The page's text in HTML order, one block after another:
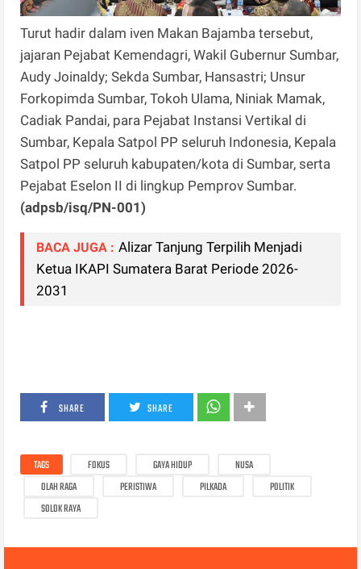
Turut hadir dalam iven Makan Bajamba tersebut,
jajaran Pejabat Kemendagri, Wakil Gubernur Sumbar,
Audy Joinaldy; Sekda Sumbar, Hansastri; Unsur
Forkopimda Sumbar, Tokoh Ulama, Niniak Mamak,
Cadiak Pandai, para Pejabat Instansi Vertikal di
Sumbar, Kepala Satpol PP seluruh Indonesia, Kepala
Satpol PP seluruh kabupaten/kota di Sumbar, serta
Pejabat Eselon II di lingkup Pemprov Sumbar.
(adpsb/isq/PN-001)
BACA JUGA : Alizar Tanjung Terpilih Menjadi
Ketua IKAPI Sumatera Barat Periode 2026-
2031
SHARE SHARE
TAGS FOKUS GAYA HIDUP
NUSA
OLAH RAGA
PERISTIWA PILKADA
POLITIK
SOLOK RAYA